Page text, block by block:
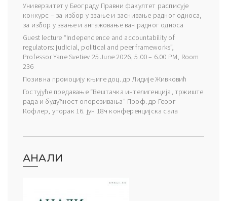
Универзитет у Београду Правни факултет расписује
конкурс – за избор у звање и заснивање радног односа,
за избор у звање и ангажовање ван радног односа
Guest lecture “Independence and accountability of
regulators: judicial, political and peer frameworks”,
Professor Yane Svetiev 25 June 2026, 5.00 – 6.00 PM, Room
236
Позив на промоцију књиге доц. др Лидије Живковић
Гостујуће предавање “Вештачка интелигенција, тржиште
рада и будућност опорезивања” Проф. др Георг
Кофлер, уторак 16. јун 18ч конференцијска сала
АНАЛИ